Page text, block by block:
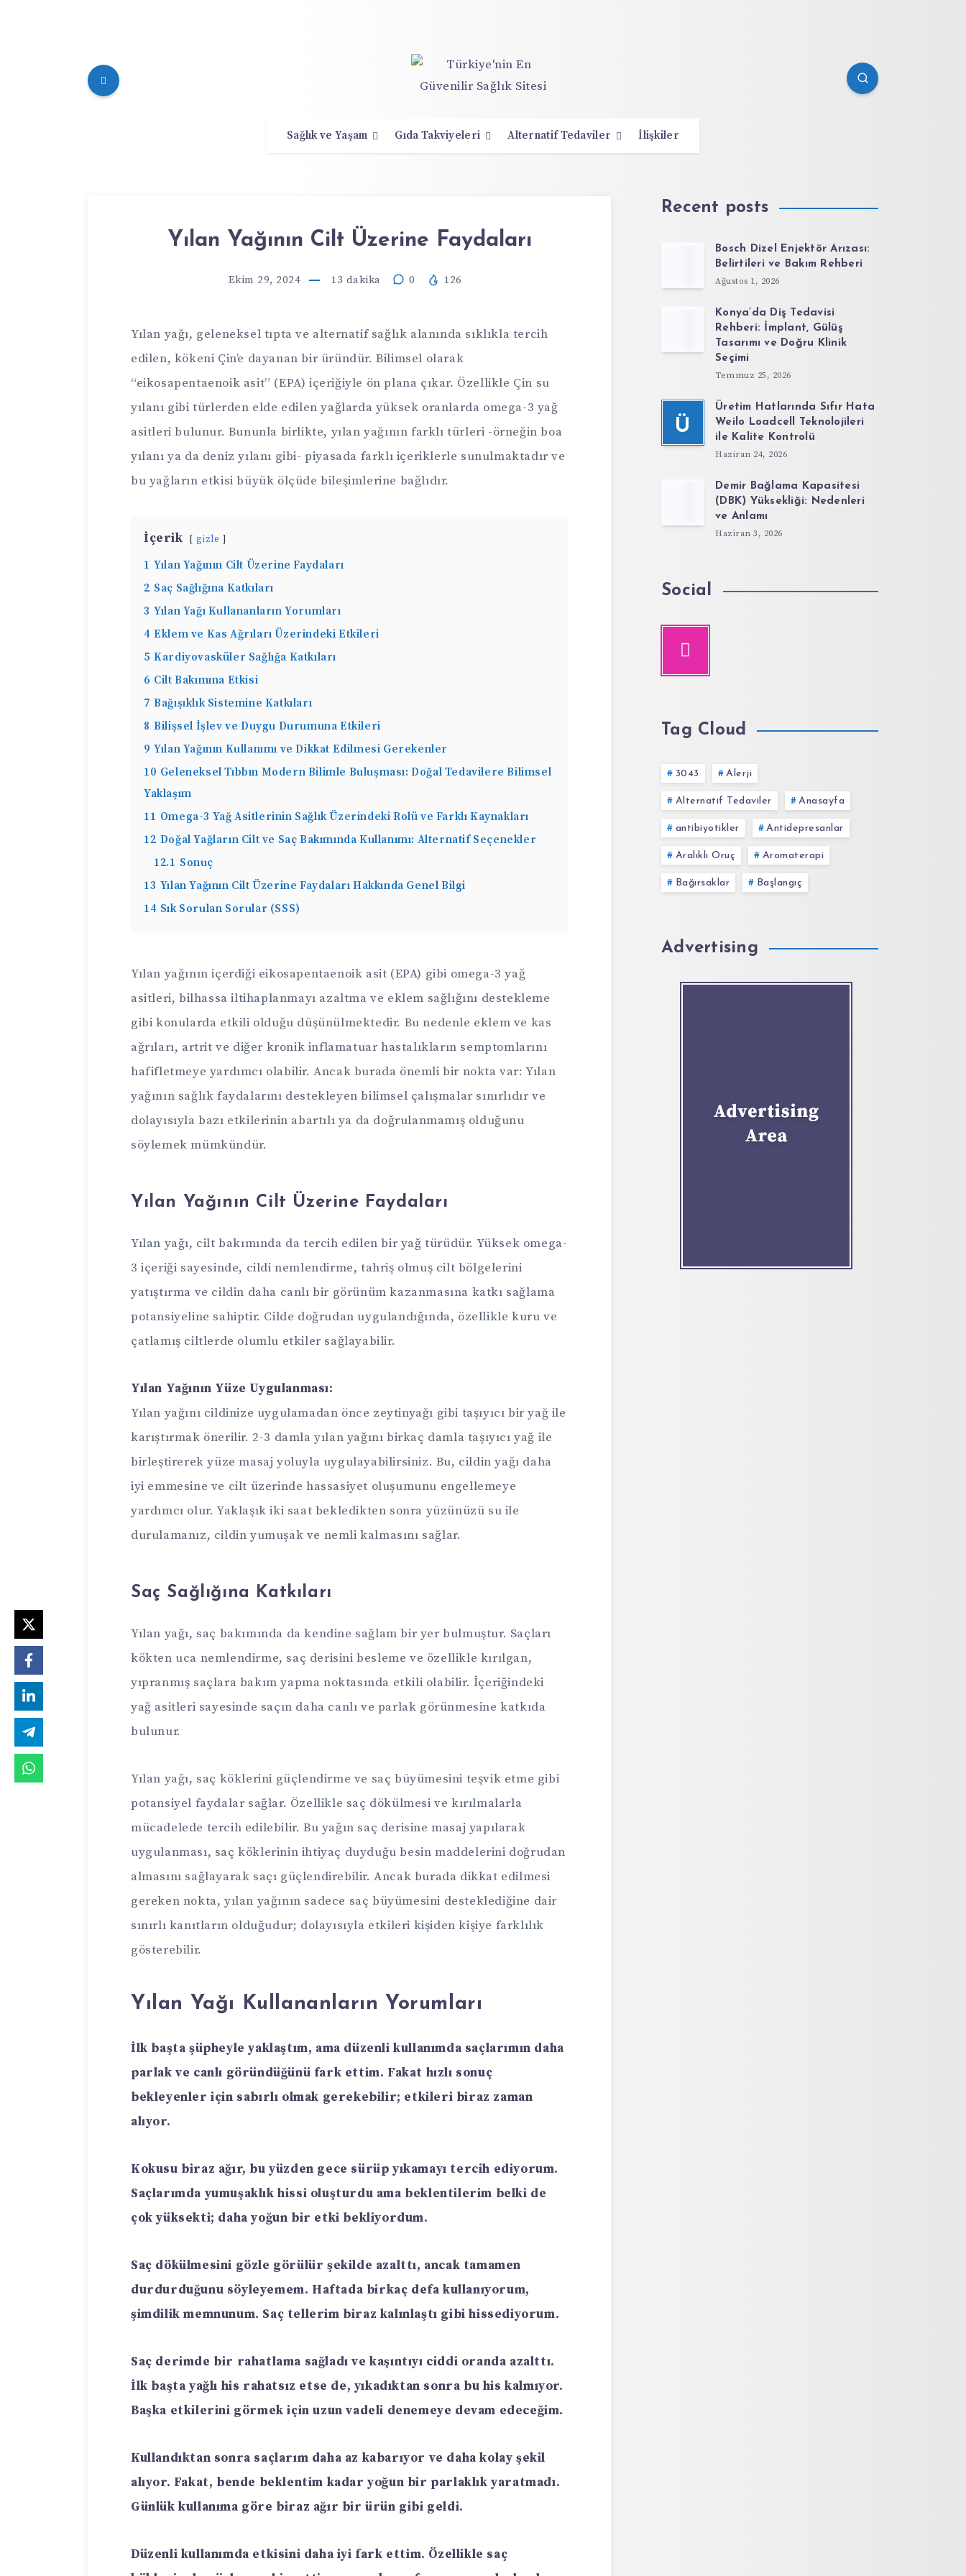
Sağlık ve Yaşam Gıda Takviyeleri Alternatif Tedaviler İlişkiler
Yılan Yağının Cilt Üzerine Faydaları
Ekim 29, 2024 13 dakika 0 126
Yılan yağı, geleneksel tıpta ve alternatif sağlık alanında sıklıkla tercih
edilen, kökeni Çin’e dayanan bir üründür. Bilimsel olarak
“eikosapentaenoik asit” (EPA) içeriğiyle ön plana çıkar. Özellikle Çin su
yılanı gibi türlerden elde edilen yağlarda yüksek oranlarda omega-3 yağ
asitleri bulunur. Bununla birlikte, yılan yağının farklı türleri -örneğin boa
yılanı ya da deniz yılanı gibi- piyasada farklı içeriklerle sunulmaktadır ve
bu yağların etkisi büyük ölçüde bileşimlerine bağlıdır.
İçerik gizle
1 Yılan Yağının Cilt Üzerine Faydaları
2 Saç Sağlığına Katkıları
3 Yılan Yağı Kullananların Yorumları
4 Eklem ve Kas Ağrıları Üzerindeki Etkileri
5 Kardiyovasküler Sağlığa Katkıları
6 Cilt Bakımına Etkisi
7 Bağışıklık Sistemine Katkıları
8 Bilişsel İşlev ve Duygu Durumuna Etkileri
9 Yılan Yağının Kullanımı ve Dikkat Edilmesi Gerekenler
10 Geleneksel Tıbbın Modern Bilimle Buluşması: Doğal Tedavilere Bilimsel
Yaklaşım
11 Omega-3 Yağ Asitlerinin Sağlık Üzerindeki Rolü ve Farklı Kaynakları
12 Doğal Yağların Cilt ve Saç Bakımında Kullanımı: Alternatif Seçenekler
12.1 Sonuç
13 Yılan Yağının Cilt Üzerine Faydaları Hakkında Genel Bilgi
14 Sık Sorulan Sorular (SSS)
Yılan yağının içerdiği eikosapentaenoik asit (EPA) gibi omega-3 yağ
asitleri, bilhassa iltihaplanmayı azaltma ve eklem sağlığını destekleme
gibi konularda etkili olduğu düşünülmektedir. Bu nedenle eklem ve kas
ağrıları, artrit ve diğer kronik inflamatuar hastalıkların semptomlarını
hafifletmeye yardımcı olabilir. Ancak burada önemli bir nokta var: Yılan
yağının sağlık faydalarını destekleyen bilimsel çalışmalar sınırlıdır ve
dolayısıyla bazı etkilerinin abartılı ya da doğrulanmamış olduğunu
söylemek mümkündür.
Yılan Yağının Cilt Üzerine Faydaları
Yılan yağı, cilt bakımında da tercih edilen bir yağ türüdür. Yüksek omega-
3 içeriği sayesinde, cildi nemlendirme, tahriş olmuş cilt bölgelerini
yatıştırma ve cildin daha canlı bir görünüm kazanmasına katkı sağlama
potansiyeline sahiptir. Cilde doğrudan uygulandığında, özellikle kuru ve
çatlamış ciltlerde olumlu etkiler sağlayabilir.
Yılan Yağının Yüze Uygulanması:
Yılan yağını cildinize uygulamadan önce zeytinyağı gibi taşıyıcı bir yağ ile
karıştırmak önerilir. 2-3 damla yılan yağını birkaç damla taşıyıcı yağ ile
birleştirerek yüze masaj yoluyla uygulayabilirsiniz. Bu, cildin yağı daha
iyi emmesine ve cilt üzerinde hassasiyet oluşumunu engellemeye
yardımcı olur. Yaklaşık iki saat bekledikten sonra yüzünüzü su ile
durulamanız, cildin yumuşak ve nemli kalmasını sağlar.
Saç Sağlığına Katkıları
Yılan yağı, saç bakımında da kendine sağlam bir yer bulmuştur. Saçları
kökten uca nemlendirme, saç derisini besleme ve özellikle kırılgan,
yıpranmış saçlara bakım yapma noktasında etkili olabilir. İçeriğindeki
yağ asitleri sayesinde saçın daha canlı ve parlak görünmesine katkıda
bulunur.
Yılan yağı, saç köklerini güçlendirme ve saç büyümesini teşvik etme gibi
potansiyel faydalar sağlar. Özellikle saç dökülmesi ve kırılmalarla
mücadelede tercih edilebilir. Bu yağın saç derisine masaj yapılarak
uygulanması, saç köklerinin ihtiyaç duyduğu besin maddelerini doğrudan
almasını sağlayarak saçı güçlendirebilir. Ancak burada dikkat edilmesi
gereken nokta, yılan yağının sadece saç büyümesini desteklediğine dair
sınırlı kanıtların olduğudur; dolayısıyla etkileri kişiden kişiye farklılık
gösterebilir.
Yılan Yağı Kullananların Yorumları
İlk başta şüpheyle yaklaştım, ama düzenli kullanımda saçlarımın daha
parlak ve canlı göründüğünü fark ettim. Fakat hızlı sonuç
bekleyenler için sabırlı olmak gerekebilir; etkileri biraz zaman
alıyor.
Kokusu biraz ağır, bu yüzden gece sürüp yıkamayı tercih ediyorum.
Saçlarımda yumuşaklık hissi oluşturdu ama beklentilerim belki de
çok yüksekti; daha yoğun bir etki bekliyordum.
Saç dökülmesini gözle görülür şekilde azalttı, ancak tamamen
durdurduğunu söyleyemem. Haftada birkaç defa kullanıyorum,
şimdilik memnunum. Saç tellerim biraz kalınlaştı gibi hissediyorum.
Saç derimde bir rahatlama sağladı ve kaşıntıyı ciddi oranda azalttı.
İlk başta yağlı his rahatsız etse de, yıkadıktan sonra bu his kalmıyor.
Başka etkilerini görmek için uzun vadeli denemeye devam edeceğim.
Kullandıktan sonra saçlarım daha az kabarıyor ve daha kolay şekil
alıyor. Fakat, bende beklentim kadar yoğun bir parlaklık yaratmadı.
Günlük kullanıma göre biraz ağır bir ürün gibi geldi.
Düzenli kullanımda etkisini daha iyi fark ettim. Özellikle saç
Recent posts
Bosch Dizel Enjektör Arızası:
Belirtileri ve Bakım Rehberi
Ağustos 1, 2026
Konya’da Diş Tedavisi
Rehberi: İmplant, Gülüş
Tasarımı ve Doğru Klinik
Seçimi
Temmuz 25, 2026
Ü
Üretim Hatlarında Sıfır Hata
Weilo Loadcell Teknolojileri
ile Kalite Kontrolü
Haziran 24, 2026
Demir Bağlama Kapasitesi
(DBK) Yüksekliği: Nedenleri
ve Anlamı
Haziran 3, 2026
Social
Tag Cloud
3043 Alerji
Alternatif Tedaviler Anasayfa
antibiyotikler Antidepresanlar
Aralıklı Oruç Aromaterapi
Bağırsaklar Başlangıç
Advertising